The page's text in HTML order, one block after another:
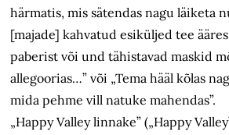
härmatis, mis sätendas nagu läiketa
[majade] kahvatud esiküljed tee
paberist või und tähistavad maskid
allegoorias…” või „Tema hääl kõlas
mida pehme vill natuke mahendas”.
„Happy Valley linnake” („Happy